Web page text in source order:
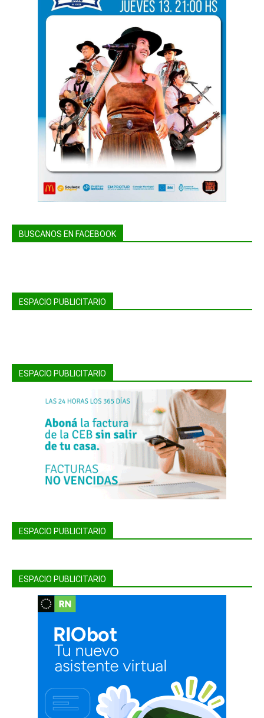
BUSCANOS EN FACEBOOK
ESPACIO PUBLICITARIO
ESPACIO PUBLICITARIO
ESPACIO PUBLICITARIO
ESPACIO PUBLICITARIO